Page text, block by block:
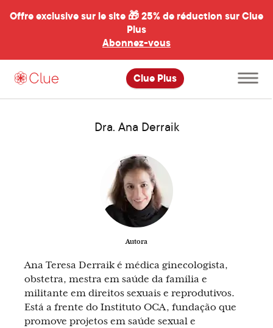
Offre exclusive sur le site 🎁25% de réduction sur Clue
Plus
Abonnez-vous
Clue Plus
Ouvrir
le
menu
Dra. Ana Derraik
Autora
Ana Teresa Derraik é médica ginecologista,
obstetra, mestra em saúde da família e
militante em direitos sexuais e reprodutivos.
Está a frente do Instituto OCA, fundação que
promove projetos em saúde sexual e